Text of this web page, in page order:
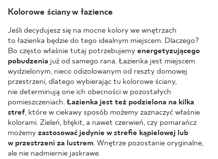
Kolorowe ściany w łazience
Jeśli decydujesz się na mocne kolory we wnętrzach
to łazienka będzie do tego idealnym miejscem. Dlaczego?
Bo często właśnie tutaj potrzebujemy energetyzującego
pobudzenia już od samego rana. Łazienka jest miejscem
wydzielonym, nieco odizolowanym od reszty domowej
przestrzeni, dlatego wybierając tu kolorowe ściany,
nie determinują one ich obecności w pozostałych
pomieszczeniach. Łazienka jest też podzielona na kilka
stref, które w ciekawy sposób możemy zaznaczyć właśnie
kolorami. Zieleń, błękit, a nawet czerwień, czy pomarańcz
możemy zastosować jedynie w strefie kąpielowej lub
w przestrzeni za lustrem. Wnętrze pozostanie oryginalne,
ale nie nadmiernie jaskrawe.